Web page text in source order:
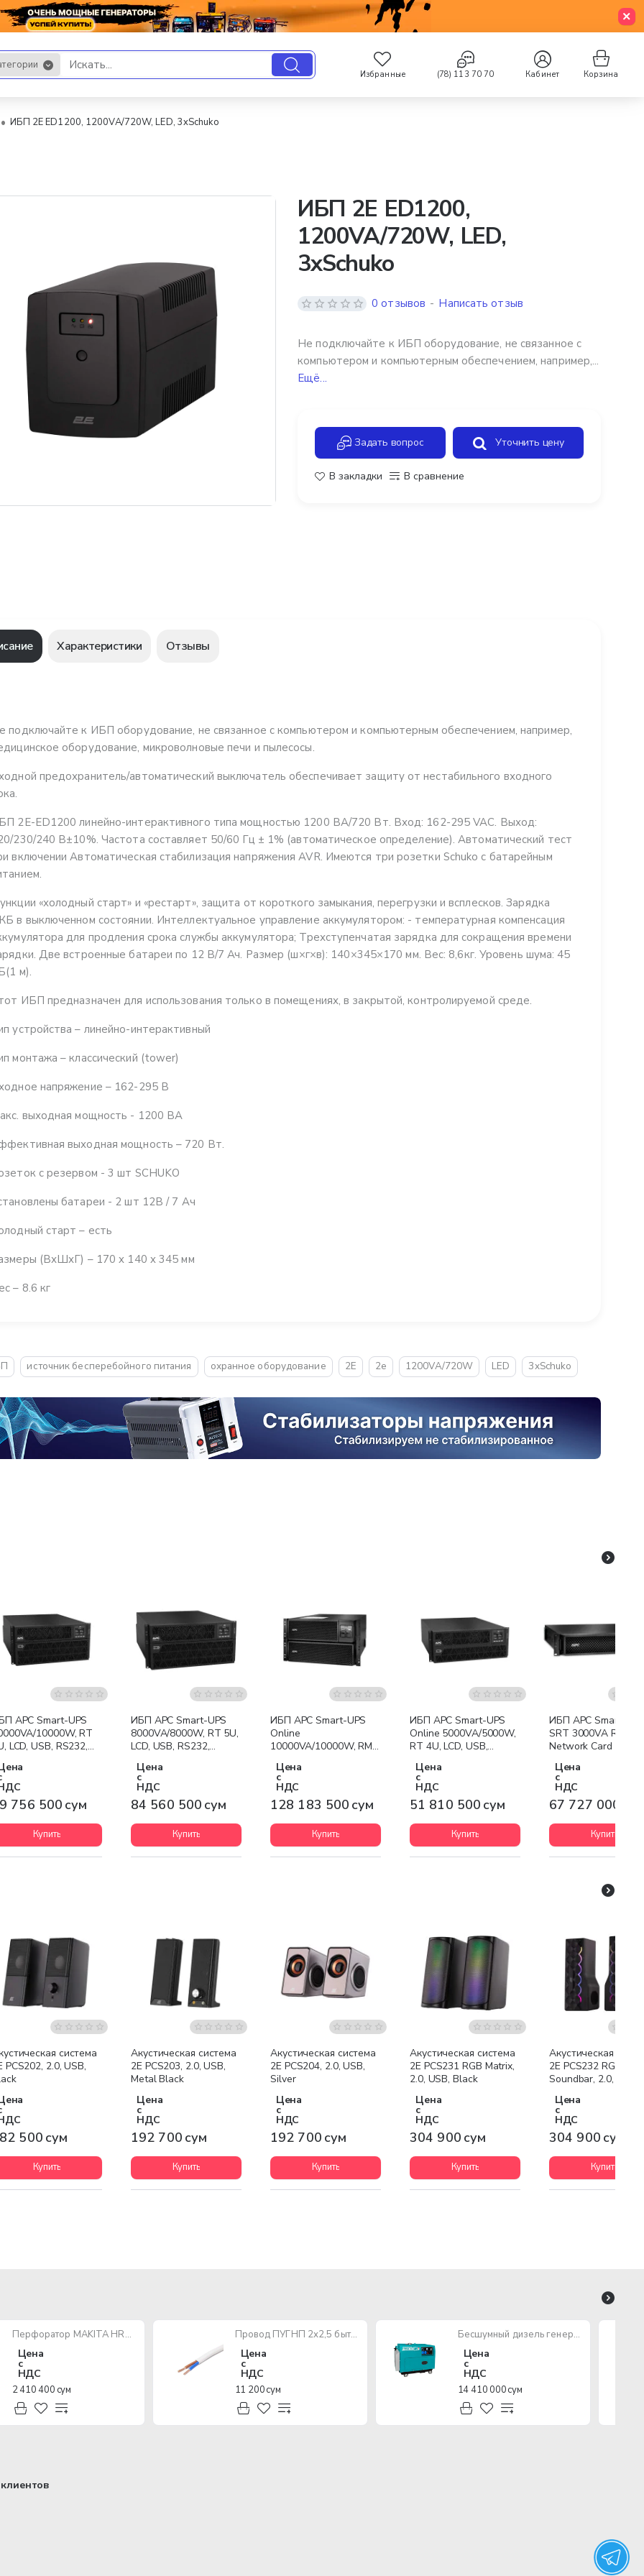
Избранные (78) 113 70 70 Кабинет Корзина
ИБП 2E ED1200, 1200VA/720W, LED, 3xSchuko
ИБП 2E ED1200,
1200VA/720W, LED,
3xSchuko
Не подключайте к ИБП оборудование, не связанное с
компьютером и компьютерным обеспечением, например,...
Ещё...
0 отзывов - Написать отзыв
Задать вопрос Уточнить цену
В закладки В сравнение
Характеристики Отзывы
подключайте к ИБП оборудование, не связанное с компьютером и компьютерным обеспечением, например,
оборудование, микроволновые печи и пылесосы.
предохранитель/автоматический выключатель обеспечивает защиту от нестабильного входного
2E-ED1200 линейно-интерактивного типа мощностью 1200 ВА/720 Вт. Вход: 162-295 VAC. Выход:
230/240 В±10%. Частота составляет 50/60 Гц ± 1% (автоматическое определение). Автоматический тест
включении Автоматическая стабилизация напряжения AVR. Имеются три розетки Schuko с батарейным
«холодный старт» и «рестарт», защита от короткого замыкания, перегрузки и всплесков. Зарядка
в выключенном состоянии. Интеллектуальное управление аккумулятором: - температурная компенсация
для продления срока службы аккумулятора; Трехступенчатая зарядка для сокращения времени
Две встроенные батареи по 12 В/7 Ач. Размер (ш×г×в): 140×345×170 мм. Вес: 8,6кг. Уровень шума: 45
м).
ИБП предназначен для использования только в помещениях, в закрытой, контролируемой среде.
устройства – линейно-интерактивный
монтажа – классический (tower)
напряжение – 162-295 В
выходная мощность - 1200 ВА
выходная мощность – 720 Вт.
с резервом - 3 шт SCHUKO
батареи - 2 шт 12В / 7 Aч
старт – есть
(ВхШхГ) – 170 x 140 x 345 мм
– 8.6 кг
источник бесперебойного питания охранное оборудование 2E 2е 1200VA/720W LED 3xSchuko
доставка
APC Smart-UPS
10000W, RT
LCD, USB, RS232,
756 500 сум
Купить
Бесплатная доставка
ИБП APC Smart-UPS
8000VA/8000W, RT 5U,
LCD, USB, RS232,
Цена
с
НДС
84 560 500 сум
Купить
Бесплатная доставка
ИБП APC Smart-UPS
Online
10000VA/10000W, RM
6x13, 4xC19
Цена
с
НДС
128 183 500 сум
Купить
Бесплатная доставка
ИБП APC Smart-UPS
Online 5000VA/5000W,
RT 4U, LCD, USB,
Цена
с
НДС
51 810 500 сум
Купить
Бесплатная доставка
ИБП APC Smart-
SRT 3000VA RM
Network Card
Цена
с
НДС
67 727 000
Купить
система
PCS202, 2.0, USB,
500 сум
Купить
Акустическая система
2E PCS203, 2.0, USB,
Metal Black
Цена
с
НДС
192 700 сум
Купить
Акустическая система
2E PCS204, 2.0, USB,
Silver
Цена
с
НДС
192 700 сум
Купить
Акустическая система
2E PCS231 RGB Matrix,
2.0, USB, Black
Цена
с
НДС
304 900 сум
Купить
Акустическая
2E PCS232 RGB,
Soundbar, 2.0, USB,
Цена
с
НДС
304 900 сум
Купить
Перфоратор MAKITA HR2470 780W SDS-Plus
Цена
с
НДС
2 410 400 сум
Провод ПУГНП 2х2,5 бытового назначения (многожильный)
Цена
с
НДС
11 200 сум
Бесшумный дизель генератор TOTAL TP250001
Цена
с
НДС
14 410 000 сум